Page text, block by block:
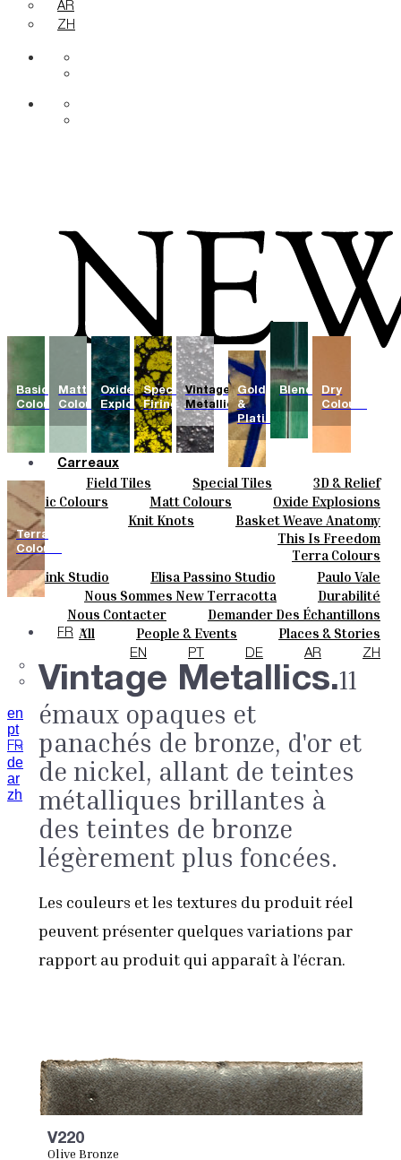
AR
ZH
Carreaux
Field Tiles Special Tiles
3D & Relief
Hand Painted
Bold Pattern
Parquet Bisque
Natural Cotto
Elisa Passino
Smink
Paulo Vale
Couleurs
Basic Colours Matt Colours
Oxide Explosions
Special Firing
Vintage Metallics
Dry Colours
Terra Colours
Céramique
Knit Knots
Basket Weave Anatomy
This Is Freedom
Sur Mesure
Designers
Smink Studio Elisa Passino Studio Paulo Vale
À Propos
Nous Sommes New Terracotta
Durabilité
Le Studio
Contacts
Nous Contacter
Demander Des Échantillons
Comment Acheter
Catalogues Et Spécifications Techniques
FAQ
Journal
All People & Events
Places & Stories
Materials & Sustainability
Inspiration & Culture
FR
EN PT DE AR ZH
en
pt
FR
de
ar
zh
Basic
Colours
Matt
Colours
Oxide
Explosions
Special
Firing
Vintage
Metallics
Gold
&
Platinum
Blends
Dry
Colours
Terra
Colours
Vintage Metallics.11
émaux opaques et
panachés de bronze, d'or et
de nickel, allant de teintes
métalliques brillantes à
des teintes de bronze
légèrement plus foncées.
Les couleurs et les textures du produit réel
peuvent présenter quelques variations par
rapport au produit qui apparaît à l’écran.
V220
Olive Bronze